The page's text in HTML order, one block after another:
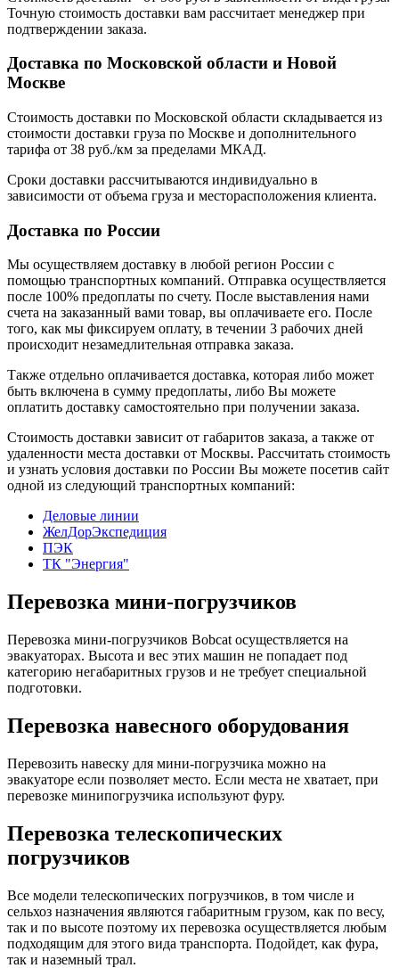
Точную стоимость доставки вам рассчитает менеджер при
подтверждении заказа.
Доставка по Московской области и Новой
Москве
Стоимость доставки по Московской области складывается из
стоимости доставки груза по Москве и дополнительного
тарифа от 38 руб./км за пределами МКАД.
Сроки доставки рассчитываются индивидуально в
зависимости от объема груза и месторасположения клиента.
Доставка по России
Мы осуществляем доставку в любой регион России с
помощью транспортных компаний. Отправка осуществляется
после 100% предоплаты по счету. После выставления нами
счета на заказанный вами товар, вы оплачиваете его. После
того, как мы фиксируем оплату, в течении 3 рабочих дней
происходит незамедлительная отправка заказа.
Также отдельно оплачивается доставка, которая либо может
быть включена в сумму предоплаты, либо Вы можете
оплатить доставку самостоятельно при получении заказа.
Стоимость доставки зависит от габаритов заказа, а также от
удаленности места доставки от Москвы. Рассчитать стоимость
и узнать условия доставки по России Вы можете посетив сайт
одной из следующий транспортных компаний:
Деловые линии
ЖелДорЭкспедиция
ПЭК
ТК "Энергия"
Перевозка мини-погрузчиков
Перевозка мини-погрузчиков Bobcat осуществляется на
эвакуаторах. Высота и вес этих машин не попадает под
категорию негабаритных грузов и не требует специальной
подготовки.
Перевозка навесного оборудования
Перевозить навеску для мини-погрузчика можно на
эвакуаторе если позволяет место. Если места не хватает, при
перевозке минипогрузчика используют фуру.
Перевозка телескопических
погрузчиков
Все модели телескопических погрузчиков, в том числе и
сельхоз назначения являются габаритным грузом, как по весу,
так и по высоте поэтому их перевозка осуществляется любым
подходящим для этого вида транспорта. Подойдет, как фура,
так и наземный трал.